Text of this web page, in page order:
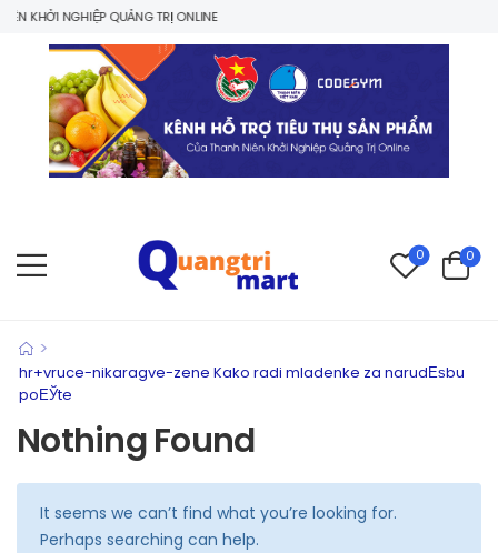
KHỞI NGHIỆP QUẢNG TRỊ ONLINE
0 0
>
hr+vruce-nikaragve-zene Kako radi mladenke za narudЕѕbu
poЕЎte
Nothing Found
It seems we can’t find what you’re looking for.
Perhaps searching can help.